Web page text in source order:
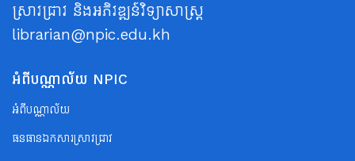
ស្រាវជ្រាវ និងអភិវឌ្ឍន៍វិទ្យាសាស្ត្រ
librarian@npic.edu.kh
អំពីបណ្ណាល័យ NPIC
អំពីបណ្ណាល័យ
ធនធានឯកសារស្រាវជ្រាវ